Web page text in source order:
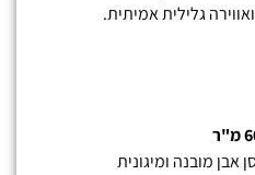
גלילית אמיתית.
מובנה ומיגונית